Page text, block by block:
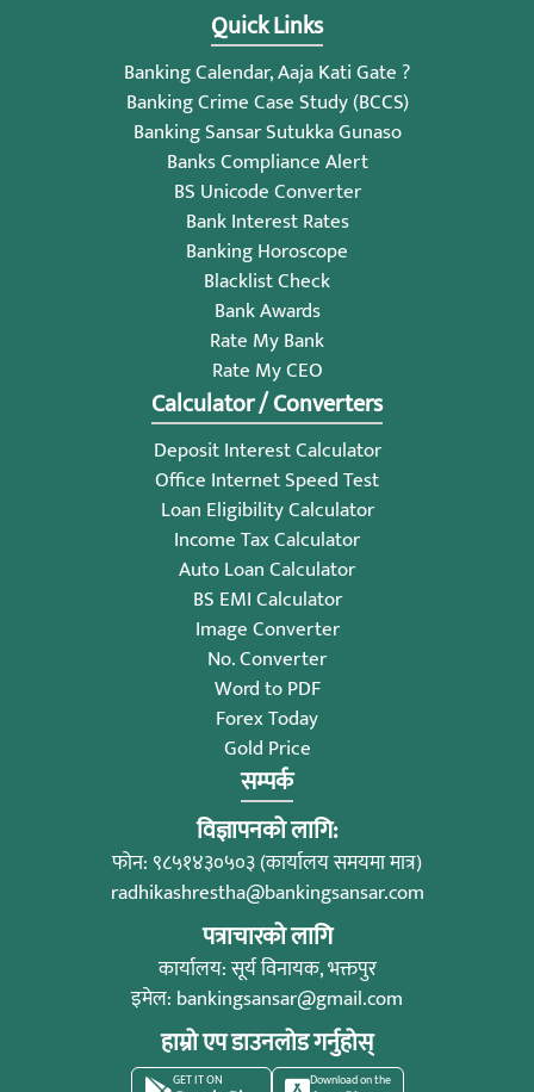
Quick Links
Banking Calendar, Aaja Kati Gate ?
Banking Crime Case Study (BCCS)
Banking Sansar Sutukka Gunaso
Banks Compliance Alert
BS Unicode Converter
Bank Interest Rates
Banking Horoscope
Blacklist Check
Bank Awards
Rate My Bank
Rate My CEO
Calculator / Converters
Deposit Interest Calculator
Office Internet Speed Test
Loan Eligibility Calculator
Income Tax Calculator
Auto Loan Calculator
BS EMI Calculator
Image Converter
No. Converter
Word to PDF
Forex Today
Gold Price
सम्पर्क
विज्ञापनको लागि:
फोन: ९८५१४३०५०३ (कार्यालय समयमा मात्र)
radhikashrestha@bankingsansar.com
पत्राचारको लागि
कार्यालय: सूर्य विनायक, भक्तपुर
इमेल: bankingsansar@gmail.com
हाम्रो एप डाउनलोड गर्नुहोस्
GET IT ON Download on the